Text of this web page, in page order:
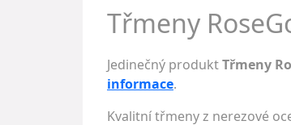
Třmeny
Jedinečný produktTřmeny
informace.
Kvalitní třmeny z nerezové